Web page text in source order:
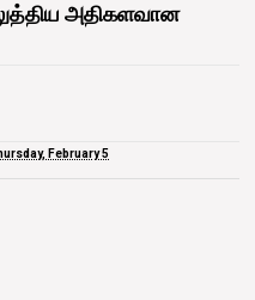
அதிகளவான
February 5